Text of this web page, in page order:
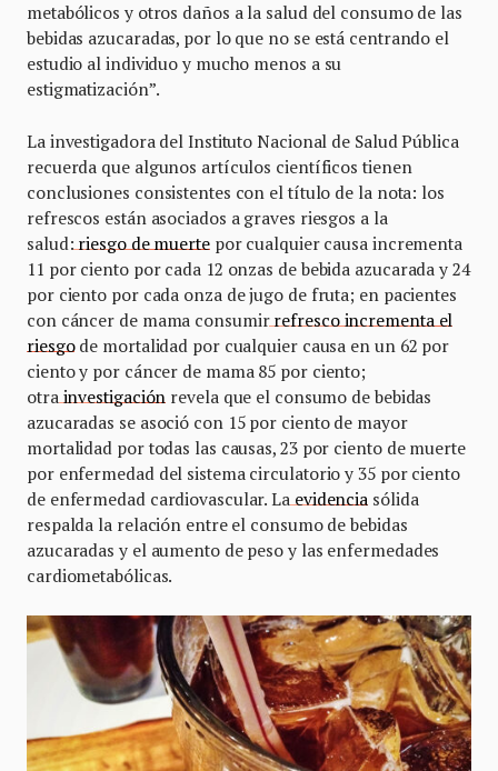
metabólicos y otros daños a la salud del consumo de las
bebidas azucaradas, por lo que no se está centrando el
estudio al individuo y mucho menos a su
estigmatización”.
La investigadora del Instituto Nacional de Salud Pública
recuerda que algunos artículos científicos tienen
conclusiones consistentes con el título de la nota: los
refrescos están asociados a graves riesgos a la
salud:riesgo de muertepor cualquier causa incrementa
11 por ciento por cada 12 onzas de bebida azucarada y 24
por ciento por cada onza de jugo de fruta; en pacientes
con cáncer de mama consumirrefresco incrementa el
riesgode mortalidad por cualquier causa en un 62 por
ciento y por cáncer de mama 85 por ciento;
otrainvestigación revela que el consumo de bebidas
azucaradas se asoció con 15 por ciento de mayor
mortalidad por todas las causas, 23 por ciento de muerte
por enfermedad del sistema circulatorio y 35 por ciento
de enfermedad cardiovascular. Laevidencia sólida
respalda la relación entre el consumo de bebidas
azucaradas y el aumento de peso y las enfermedades
cardiometabólicas.